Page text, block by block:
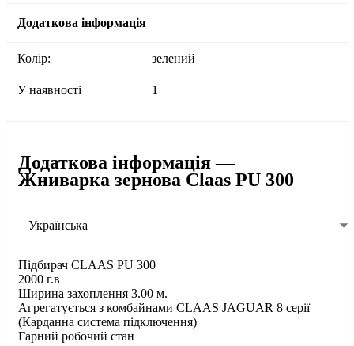
Додаткова інформація
Колір: зелений
У наявності 1
Додаткова інформація —
Жниварка зернова Claas PU 300
Українська
Підбирач CLAAS PU 300
2000 г.в
Ширина захоплення 3.00 м.
Агрегатується з комбайнами CLAAS JAGUAR 8 серії
(Карданна система підключення)
Гарний робочий стан